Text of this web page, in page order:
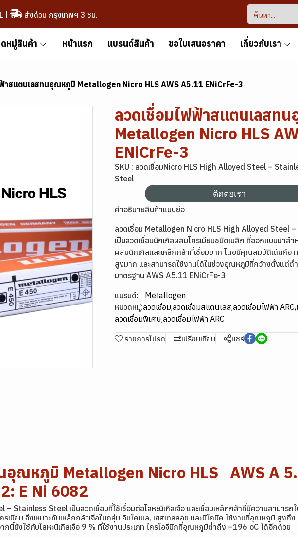
| ส่งด่วน กรุงเทพฯ 3 ชม.
หมู่สินค้า หน้าแรก แบรนด์สินค้า ขอใบเสนอราคา เกี่ยวกับเรา
าสแตนเลสทนอุณหภูมิ Metallogen Nicro HLS AWS A5.11 ENiCrFe-3
ลวดเชื่อมไฟฟ้าสแตนเลสท
Metallogen Nicro HLS
ENiCrFe-3
SKU : ลวดเชื่อมNicro HLS High Alloyed Steel –
Steel
ติดต่อเรา
คำอธิบายสินค้าแบบย่อ
ลวดเชื่อม Metallogen Nicro HLS High Alloyed Steel
เป็นลวดเชื่อมนิกเกิลผสมโครเมียมชนิดเบสิก ที่ออกแบบมาสำ
ผสมนิกเกิลและเหล็กกล้าที่เชื่อมยาก โดยมีคุณสมบัติเด่นคือ
สูงมาก และสามารถใช้งานได้ในช่วงอุณหภูมิที่กว้างตั้งแต่ต่
มาตรฐาน AWS A5.11 ENiCrFe-3
แบรนด์:
Metallogen
หมวดหมู่:ลวดเชื่อม,ลวดเชื่อมสแตนเลส,ลวดเชื่อมไฟฟ้า ARC,
ลวดเชื่อมพิเศษ,ลวดเชื่อมไฟฟ้า ARC
รายการโปรด เปรียบเทียบ แชร์
อุณหภูมิ Metallogen Nicro HLS AWS A
E Ni 6082
Stainless Steel เป็นลวดเชื่อมที่ใช้เชื่อมต่อโลหะนิเกิลเจือ และเชื่อมเหล็กกล้าที่มีความสามารถ
เมียม จึงเหมาะกับเหล็กกล้าเจือในกลุ่ม อินโคเนล, เฮสเตลลอย และนิโคมิค ใช้งานที่อุณหภูมิ สูงถึ
นี้ยังใช้กับโลหะนิเกิลเจือ 9 % ที่ใช้งานประเภท ไครโอจีนิกที่อุณหภูมิต่ำถึง –196 oC ได้อีกด้วย